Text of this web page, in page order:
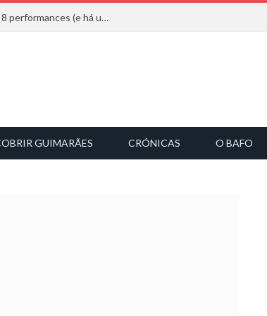
Mucho Flow alarga leque de convidados com 8 performances (e há uma saída)
GUIMARÃES CRÓNICAS O BAFO